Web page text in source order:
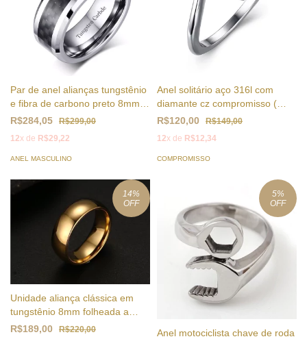
Par de anel alianças tungstênio
e fibra de carbono preto 8mm (
cod. TCR-002 )
R$284,05
R$299,00
12x de R$29,22
ANEL MASCULINO
Anel solitário aço 316l com
diamante cz compromisso (
cod. RC-024 )
R$120,00
R$149,00
12x de R$12,34
COMPROMISSO
14%
OFF
Unidade aliança clássica em
tungstênio 8mm folheada a
ouro 18k
R$189,00
R$220,00
5%
OFF
Anel motociclista chave de roda